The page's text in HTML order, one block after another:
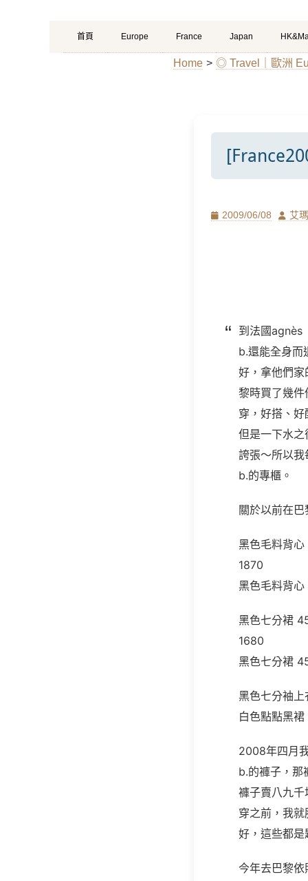
Primary
Menu
Skip
to
首頁 Europe France Japan
Home > ◎ Travel｜歐洲
Posted
2009/06/08 Author
艾瑪
到法國agnès
b.還能全身而
好，拿他們
黎時買了幾
穿，好搭、
但是一下水
誇張～所以
b.的專櫃。
關於以前在
黑色毛料背心
1870
黑色毛料背心
黑色七分裙
1680
黑色七分裙
黑色七分袖
白色點點黑裙
2008年四月
b.的褲子，那
褲子賣八九
穿之前，我就
好，這些都是
今年去巴黎